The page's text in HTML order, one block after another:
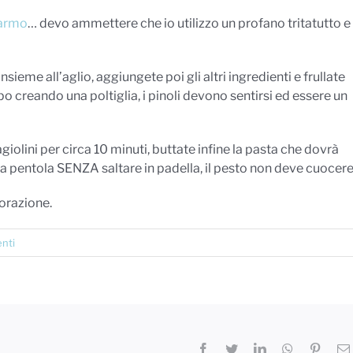
… devo ammettere che io utilizzo un profano tritatutto e
all’aglio, aggiungete poi gli altri ingredienti e frullate
creando una poltiglia, i pinoli devono sentirsi ed essere un
per circa 10 minuti, buttate infine la pasta che dovrà
SENZA saltare in padella, il pesto non deve
Facebook
TwitterLinkedInWhatsApp